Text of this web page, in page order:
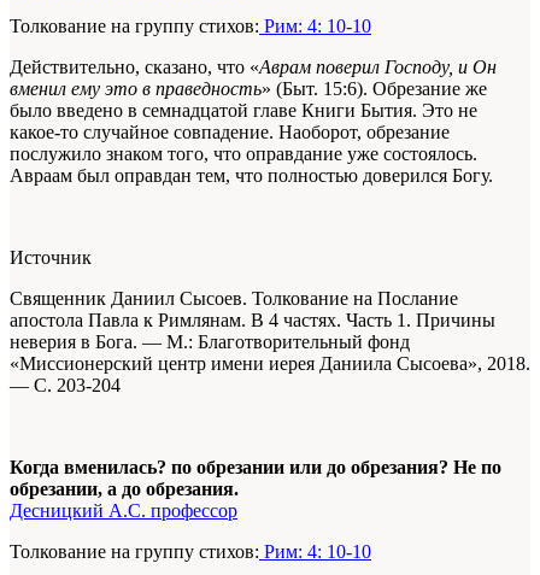
Толкование на группу стихов: Рим: 4: 10-10
Действительно, сказано, что «Аврам поверил Господу, и Он
вменил ему это в праведность» (Быт. 15:6). Обрезание же
было введено в семнадцатой главе Книги Бытия. Это не
какое-то случайное совпадение. Наоборот, обрезание
послужило знаком того, что оправдание уже состоялось.
Авраам был оправдан тем, что полностью доверился Богу.
Источник
Священник Даниил Сысоев. Толкование на Послание
апостола Павла к Римлянам. В 4 частях. Часть 1. Причины
неверия в Бога. — М.: Благотворительный фонд
«Миссионерский центр имени иерея Даниила Сысоева», 2018.
— С. 203-204
Когда вменилась? по обрезании или до обрезания? Не по
обрезании, а до обрезания.
Десницкий А.С. профессор
Толкование на группу стихов: Рим: 4: 10-10